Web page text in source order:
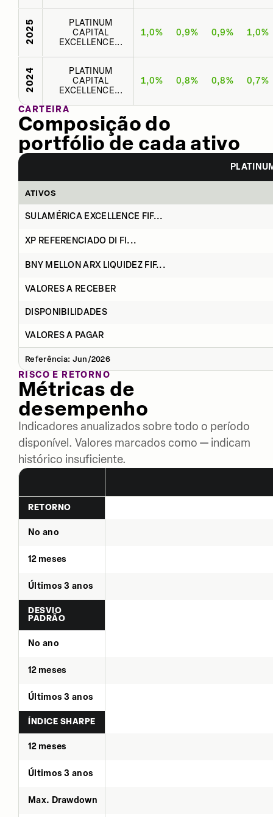
2025
PLATINUM
CAPITAL
EXCELLENCE...
1,0% 0,9% 0,9% 1,0%
2024
PLATINUM
CAPITAL
EXCELLENCE...
1,0% 0,8% 0,8% 0,7%
CARTEIRA
Composição do
portfólio de cada ativo
ATIVOS
SULAMÉRICA EXCELLENCE FIF...
XP REFERENCIADO DI FI...
BNY MELLON ARX LIQUIDEZ FIF...
VALORES A RECEBER
DISPONIBILIDADES
VALORES A PAGAR
Referência: Jun/2026
RISCO E RETORNO
Métricas de
desempenho
Indicadores anualizados sobre todo o período
disponível. Valores marcados como — indicam
histórico insuficiente.
RETORNO
No ano
12 meses
Últimos 3 anos
DESVIO
PADRÃO
No ano
12 meses
Últimos 3 anos
ÍNDICE SHARPE
12 meses
Últimos 3 anos
Max. Drawdown